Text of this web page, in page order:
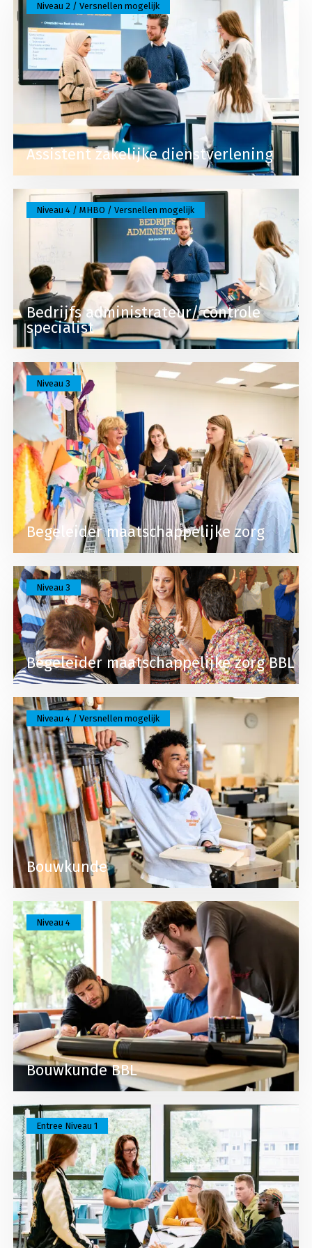
Assistent zakelijke dienstverlening
Niveau 2 / Versnellen mogelijk
Bedrijfs administrateur/ controle
specialist
Niveau 4 / MHBO / Versnellen mogelijk
Lees meer over Bedrijfs administrateur/
Begeleider maatschappelijke zorg
Niveau 3
Lees meer over Begeleider maatschappelijke zorg
Begeleider maatschappelijke zorg BBL
Niveau 3
Lees meer over Begeleider maatschappelijke
Bouwkunde
Niveau 4 / Versnellen mogelijk
Lees meer over Bouwkunde
Bouwkunde BBL
Niveau 4
Lees meer over Bouwkunde BBL
Entree Niveau 1
Lees meer over Entree assistent dienstverlening